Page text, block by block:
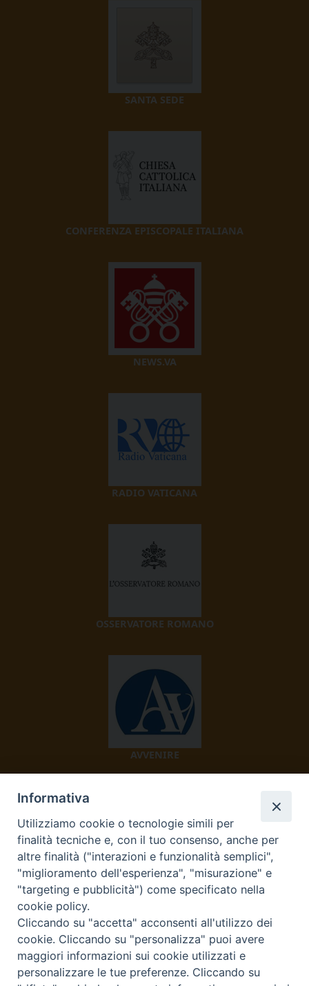
SANTA SEDE
CONFERENZA EPISCOPALE ITALIANA
NEWS.VA
RADIO VATICANA
OSSERVATORE ROMANO
AVVENIRE
TV 2000
Diocesi di Ivrea
Curia Vescovile Piazza Castello, 3 10015 Ivrea (To) Tel.
Informativa
Utilizziamo cookie o tecnologie simili per
finalità tecniche e, con il tuo consenso, anche per
altre finalità ("interazioni e funzionalità semplici",
"miglioramento dell'esperienza", "misurazione" e
"targeting e pubblicità") come specificato nella
cookie policy.
Cliccando su "accetta" acconsenti all'utilizzo dei
cookie. Cliccando su "personalizza" puoi avere
maggiori informazioni sui cookie utilizzati e
personalizzare le tue preferenze. Cliccando su